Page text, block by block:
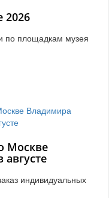
2026
по площадкам музея
Москве
индивидуальных